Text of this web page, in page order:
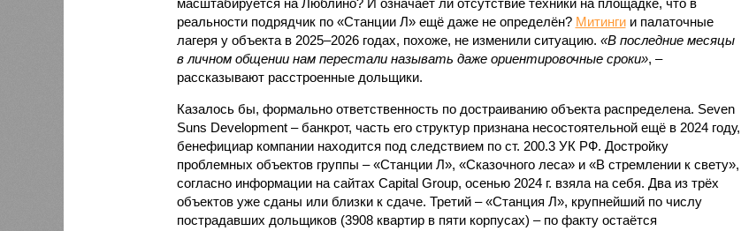
реальности подрядчик по «Станции Л» ещё даже не определён? Митингии палаточные
лагеря у объекта в 2025–2026 годах, похоже, не изменили ситуацию. «В последние месяцы
в личном общении нам перестали называть даже ориентировочные сроки», –
рассказывают расстроенные дольщики.
Казалось бы, формально ответственность по достраиванию объекта распределена. Seven
Suns Development – банкрот, часть его структур признана несостоятельной ещё в 2024 году,
бенефициар компании находится под следствием по ст. 200.3 УК РФ. Достройку
проблемных объектов группы – «Станции Л», «Сказочного леса» и «В стремлении к свету»,
согласно информации на сайтах Capital Group, осенью 2024 г. взяла на себя. Два из трёх
объектов уже сданы или близки к сдаче. Третий – «Станция Л», крупнейший по числу
пострадавших дольщиков (3908 квартир в пяти корпусах) – по факту остаётся